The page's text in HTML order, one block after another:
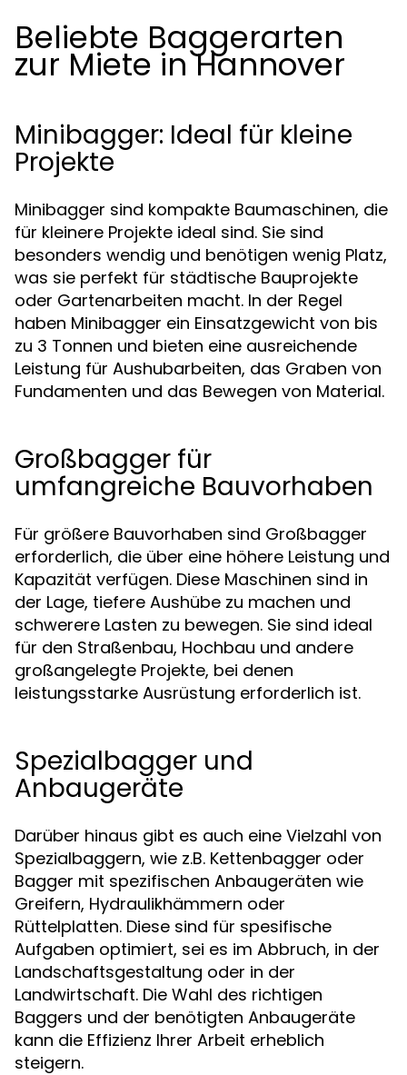
Beliebte Baggerarten
zur Miete in Hannover
Minibagger: Ideal für kleine
Projekte
Minibagger sind kompakte Baumaschinen, die
für kleinere Projekte ideal sind. Sie sind
besonders wendig und benötigen wenig Platz,
was sie perfekt für städtische Bauprojekte
oder Gartenarbeiten macht. In der Regel
haben Minibagger ein Einsatzgewicht von bis
zu 3 Tonnen und bieten eine ausreichende
Leistung für Aushubarbeiten, das Graben von
Fundamenten und das Bewegen von Material.
Großbagger für
umfangreiche Bauvorhaben
Für größere Bauvorhaben sind Großbagger
erforderlich, die über eine höhere Leistung und
Kapazität verfügen. Diese Maschinen sind in
der Lage, tiefere Aushübe zu machen und
schwerere Lasten zu bewegen. Sie sind ideal
für den Straßenbau, Hochbau und andere
großangelegte Projekte, bei denen
leistungsstarke Ausrüstung erforderlich ist.
Spezialbagger und
Anbaugeräte
Darüber hinaus gibt es auch eine Vielzahl von
Spezialbaggern, wie z.B. Kettenbagger oder
Bagger mit spezifischen Anbaugeräten wie
Greifern, Hydraulikhämmern oder
Rüttelplatten. Diese sind für spesifische
Aufgaben optimiert, sei es im Abbruch, in der
Landschaftsgestaltung oder in der
Landwirtschaft. Die Wahl des richtigen
Baggers und der benötigten Anbaugeräte
kann die Effizienz Ihrer Arbeit erheblich
steigern.